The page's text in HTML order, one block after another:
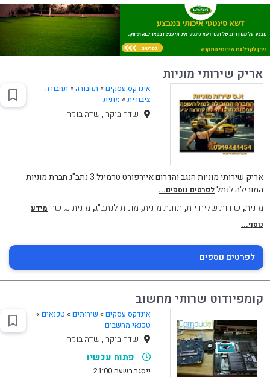
אריק שירותי מוניות
אינדקס עסקים » תחבורה» תחבורה
ציבורית» מונית
שדה בוקר , שדה בוקר
אריק שירותי מוניות הנגב והדרום איירפורט טרמינל 3 נתב"ג חברת מוניות
המובילה לנמללפרטים נוספים...
מונית, שירות שליחויות, תחנת מונית, מונית לנתב"ג, מונית נגישה מידע
נוסף...
לפרטים נוספים
קומפיודוט שרותי מחשוב
אינדקס עסקים » שירותים» טכנאים»
טכנאי מחשבים
שדה בוקר , שדה בוקר
פתוח עכשיו
ייסגר בשעה 21:00